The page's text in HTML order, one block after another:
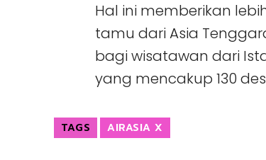
Hal ini memberikan
tamu dari Asia
bagi wisatawan dari
yang mencakup 130
TAGS AIRASIA X